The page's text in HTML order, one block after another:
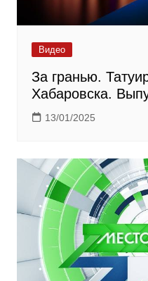
Видео
За гранью.
Хабаровска.
13/01/2025